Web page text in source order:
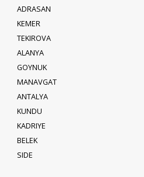
ADRASAN
KEMER
TEKIROVA
ALANYA
GOYNUK
MANAVGAT
ANTALYA
KUNDU
KADRIYE
BELEK
SIDE